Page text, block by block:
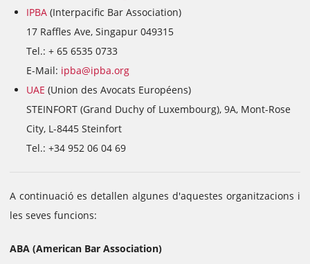
IPBA (Interpacific Bar Association)
17 Raffles Ave, Singapur 049315
Tel.: + 65 6535 0733
E-Mail: ipba@ipba.org
UAE (Union des Avocats Européens)
STEINFORT (Grand Duchy of Luxembourg), 9A, Mont-Rose
City, L-8445 Steinfort
Tel.: +34 952 06 04 69
A continuació es detallen algunes d'aquestes organitzacions i
les seves funcions:
ABA (American Bar Association)